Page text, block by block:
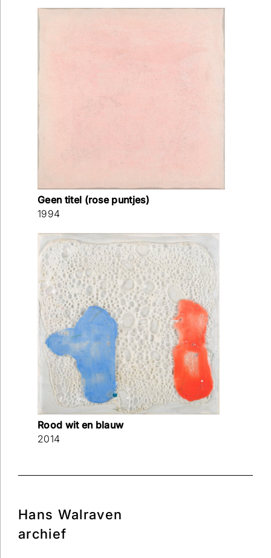
Geen titel (rose puntjes)
1994
Rood wit en blauw
2014
Hans Walraven
archief